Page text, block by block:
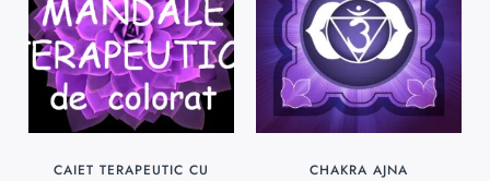
CAIET TERAPEUTIC CU
CHAKRA AJNA